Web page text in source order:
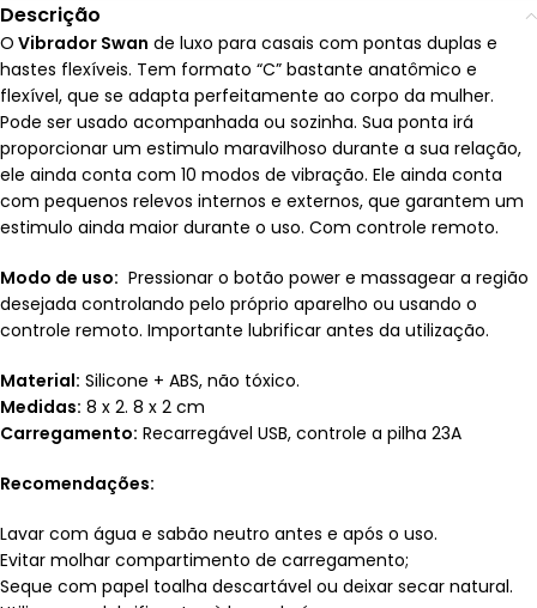
Descrição
O Vibrador Swan de luxo para casais com pontas duplas e
hastes flexíveis. Tem formato “C” bastante anatômico e
flexível, que se adapta perfeitamente ao corpo da mulher.
Pode ser usado acompanhada ou sozinha. Sua ponta irá
proporcionar um estimulo maravilhoso durante a sua relação,
ele ainda conta com 10 modos de vibração. Ele ainda conta
com pequenos relevos internos e externos, que garantem um
estimulo ainda maior durante o uso. Com controle remoto.
Modo de uso: Pressionar o botão power e massagear a região
desejada controlando pelo próprio aparelho ou usando o
controle remoto. Importante lubrificar antes da utilização.
Material: Silicone + ABS, não tóxico.
Medidas: 8 x 2. 8 x 2 cm
Carregamento: Recarregável USB, controle a pilha 23A
Recomendações:
Lavar com água e sabão neutro antes e após o uso.
Evitar molhar compartimento de carregamento;
Seque com papel toalha descartável ou deixar secar natural.